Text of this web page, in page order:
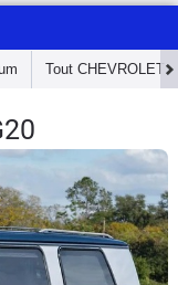
Tout CHEVROLET